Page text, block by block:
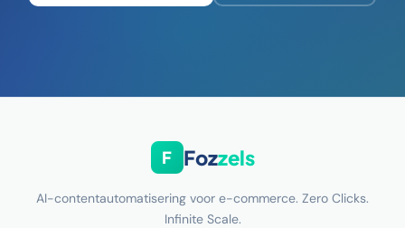
F Fozzels
AI-contentautomatisering voor e-commerce. Zero Clicks.
Infinite Scale.